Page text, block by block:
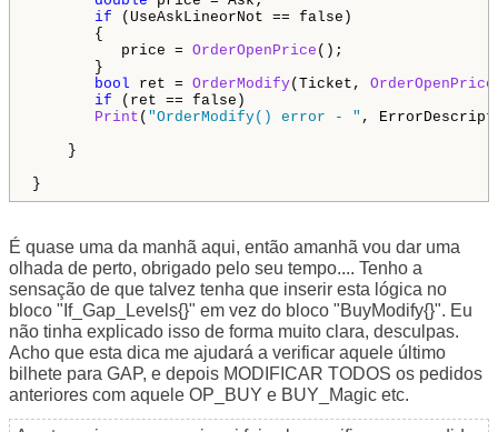
if (UseAskLineorNot == false)
{
price = OrderOpenPrice ();
}
bool ret = OrderModify(Ticket, OrderOpenPrice
if (ret == false)
Print ( "OrderModify() error - " ,
}
}
É quase uma da manhã aqui, então amanhã vou dar uma
olhada de perto, obrigado pelo seu tempo.... Tenho a
sensação de que talvez tenha que inserir esta lógica no
bloco "If_Gap_Levels{}" em vez do bloco "BuyModify{}". Eu
não tinha explicado isso de forma muito clara, desculpas.
Acho que esta dica me ajudará a verificar aquele último
bilhete para GAP, e depois MODIFICAR TODOS os pedidos
anteriores com aquele OP_BUY e BUY_Magic etc.